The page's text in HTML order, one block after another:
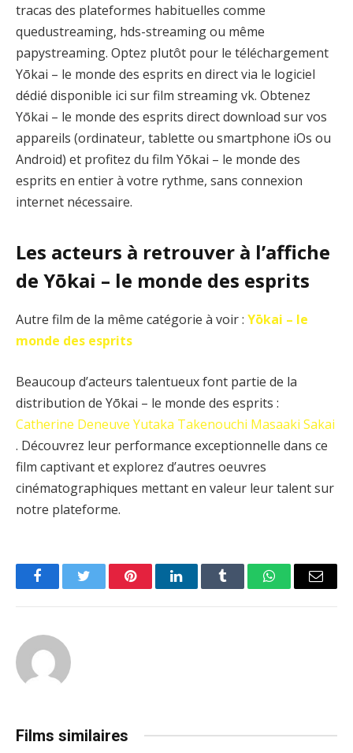
tracas des plateformes habituelles comme
quedustreaming, hds-streaming ou même
papystreaming. Optez plutôt pour le téléchargement
Yōkai – le monde des esprits en direct via le logiciel
dédié disponible ici sur film streaming vk. Obtenez
Yōkai – le monde des esprits direct download sur vos
appareils (ordinateur, tablette ou smartphone iOs ou
Android) et profitez du film Yōkai – le monde des
esprits en entier à votre rythme, sans connexion
internet nécessaire.
Les acteurs à retrouver à l’affiche
de Yōkai – le monde des esprits
Autre film de la même catégorie à voir : Yōkai – le
monde des esprits
Beaucoup d’acteurs talentueux font partie de la
distribution de Yōkai – le monde des esprits :
Catherine Deneuve Yutaka Takenouchi Masaaki Sakai
. Découvrez leur performance exceptionnelle dans ce
film captivant et explorez d’autres oeuvres
cinématographiques mettant en valeur leur talent sur
notre plateforme.
FacebookTwitter PinterestLinkedInTumblr WhatsAppEmail
Films similaires